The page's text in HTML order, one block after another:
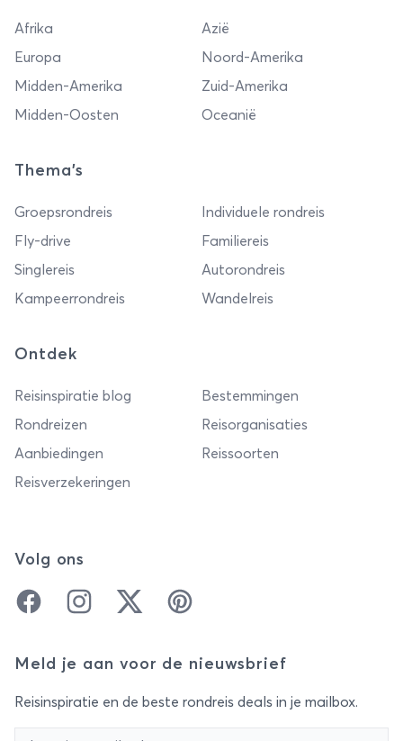
Afrika
Azië
Europa
Noord-Amerika
Midden-Amerika
Zuid-Amerika
Midden-Oosten
Oceanië
Thema's
Groepsrondreis
Individuele rondreis
Fly-drive
Familiereis
Singlereis
Autorondreis
Kampeerrondreis
Wandelreis
Ontdek
Reisinspiratie blog
Bestemmingen
Rondreizen
Reisorganisaties
Aanbiedingen
Reissoorten
Reisverzekeringen
Volg ons
FacebookInstagramTwitter Pinterest
Meld je aan voor de nieuwsbrief
Reisinspiratie en de beste rondreis deals in je mailbox.